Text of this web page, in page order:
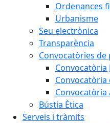
Ordenances
Urbanisme
Seu electrònica
Transparència
Convocatòries de
Convocatòria
Bústia Ètica
Serveis i tràmits